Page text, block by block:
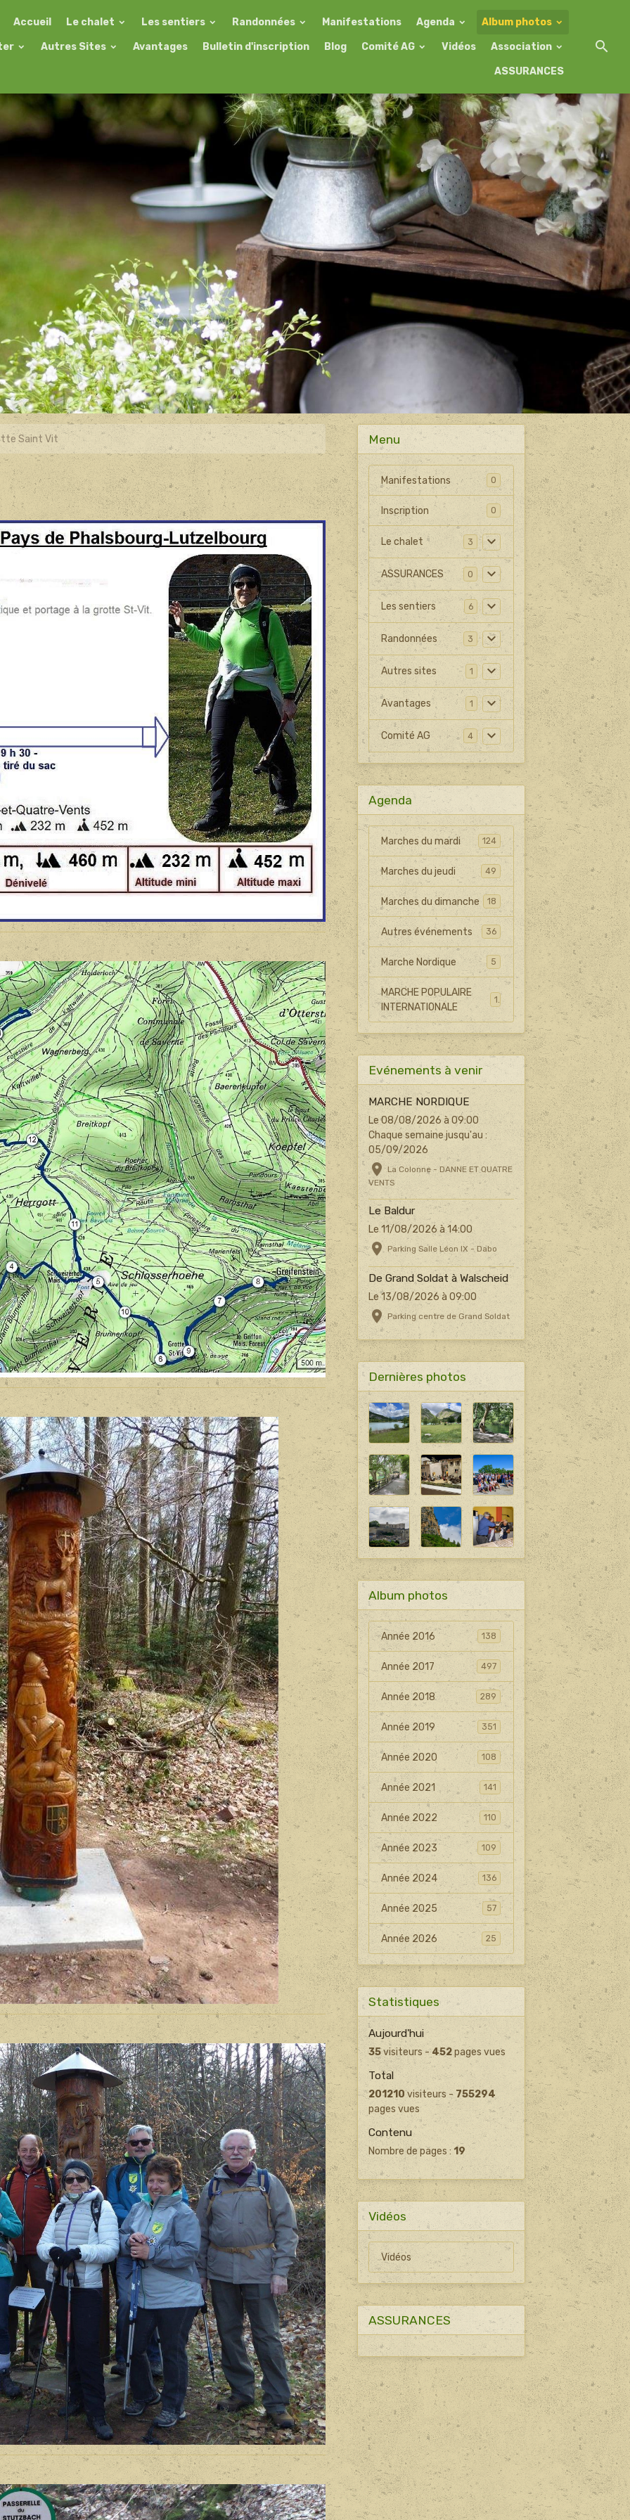
Accueil Le chalet Les sentiers Randonnées Manifestations Agenda Album photos
Autres Sites Avantages Bulletin d'inscription Blog Comité AG Vidéos Association
ASSURANCES
Saint Vit Menu
Manifestations 0
Inscription 0
Le chalet 3
ASSURANCES 0
Les sentiers 6
Randonnées 3
Autres sites 1
Avantages 1
Comité AG 4
Agenda
Marches du mardi 124
Marches du jeudi 49
Marches du dimanche 18
Autres événements 36
Marche Nordique 5
MARCHE POPULAIRE
INTERNATIONALE
Evénements à venir
MARCHE NORDIQUE
Le 08/08/2026 à 09:00
Chaque semaine jusqu'au :
05/09/2026
La Colonne - DANNE ET QUATRE
VENTS
Le Baldur
Le 11/08/2026 à 14:00
Parking Salle Léon IX - Dabo
De Grand Soldat à Walscheid
Le 13/08/2026 à 09:00
Parking centre de Grand Soldat
Dernières photos
Album photos
Année 2016 138
Année 2017 497
Année 2018 289
Année 2019 351
Année 2020 108
Année 2021 141
Année 2022 110
Année 2023 109
Année 2024 136
Année 2025 57
Année 2026 25
Statistiques
Aujourd'hui
35visiteurs -452pages vues
Total
201210visiteurs - 755294
pages vues
Contenu
Nombre de pages : 19
Vidéos
Vidéos
ASSURANCES